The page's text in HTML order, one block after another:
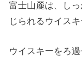
富士山麓は、し
じられるウイスキ
ウイスキーをろ